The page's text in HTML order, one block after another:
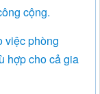
cộng.
việc phòng
hợp cho cả gia